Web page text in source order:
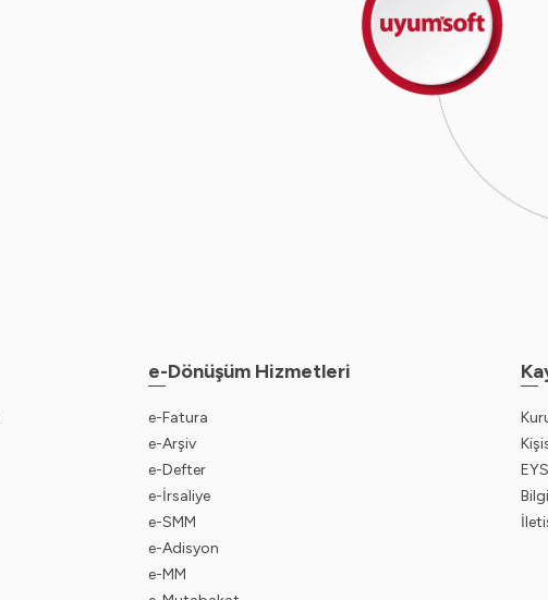
e-Dönüşüm Hizmetleri
e-Fatura
e-Arşiv
e-Defter
e-İrsaliye
e-SMM
e-Adisyon
e-MM
EYS